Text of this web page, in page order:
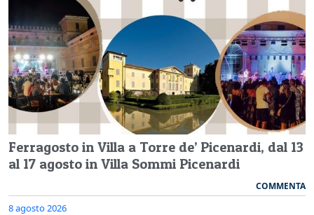
Ferragosto in Villa a Torre de’ Picenardi, dal 13
al 17 agosto in Villa Sommi Picenardi
COMMENTA
8 agosto 2026